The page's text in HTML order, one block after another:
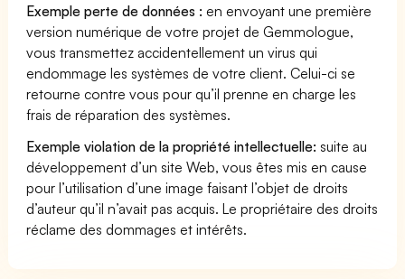
Exemple perte de données : en envoyant une première
version numérique de votre projet de Gemmologue,
vous transmettez accidentellement un virus qui
endommage les systèmes de votre client. Celui-ci se
retourne contre vous pour qu’il prenne en charge les
frais de réparation des systèmes.
Exemple violation de la propriété intellectuelle: suite au
développement d’un site Web, vous êtes mis en cause
pour l’utilisation d’une image faisant l’objet de droits
d’auteur qu’il n’avait pas acquis. Le propriétaire des droits
réclame des dommages et intérêts.